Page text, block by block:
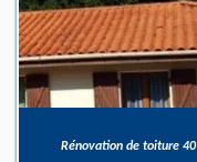
Rénovation de toiture 40